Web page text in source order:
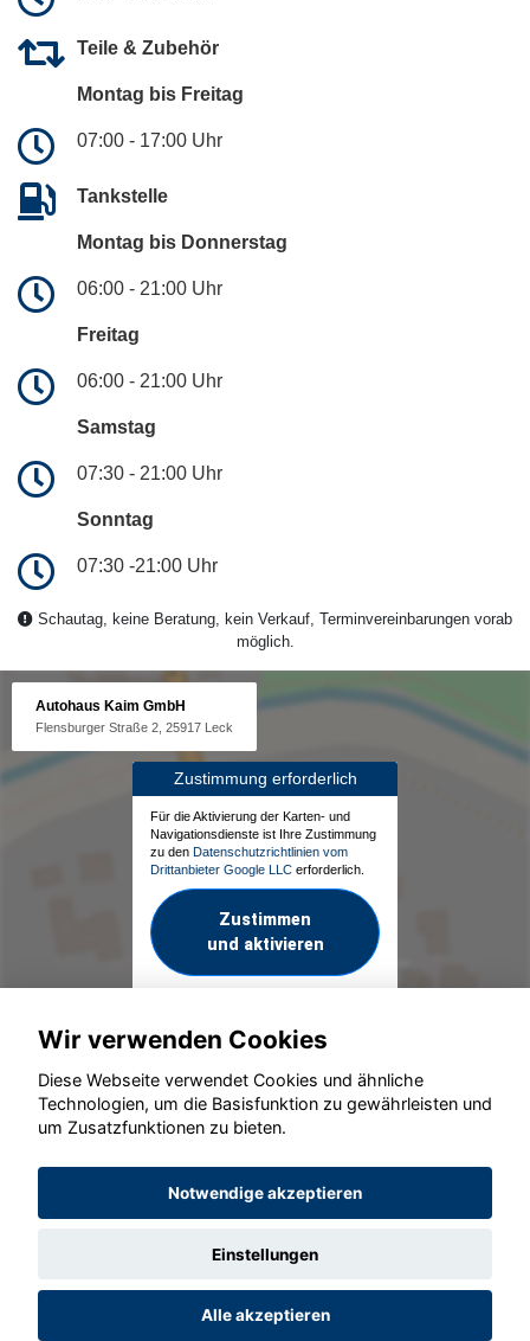
Teile & Zubehör
Montag bis Freitag
07:00 - 17:00 Uhr
Tankstelle
Montag bis Donnerstag
06:00 - 21:00 Uhr
Freitag
06:00 - 21:00 Uhr
Samstag
07:30 - 21:00 Uhr
Sonntag
07:30 -21:00 Uhr
Schautag, keine Beratung, kein Verkauf, Terminvereinbarungen vorab
möglich.
Autohaus Kaim GmbH
Flensburger Straße 2, 25917 Leck
Zustimmung erforderlich
Für die Aktivierung der Karten- und
Navigationsdienste ist Ihre Zustimmung
zu den Datenschutzrichtlinien vom
Drittanbieter Google LLC erforderlich.
Zustimmen
und aktivieren
© konjunkturmotor.de GmbH 2020 - 2026
Wir verwenden Cookies
Diese Webseite verwendet Cookies und ähnliche
Technologien, um die Basisfunktion zu gewährleisten und
um Zusatzfunktionen zu bieten.
Notwendige akzeptieren
Einstellungen
Alle akzeptieren